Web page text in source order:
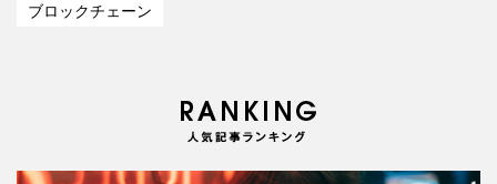
ブロックチェーン